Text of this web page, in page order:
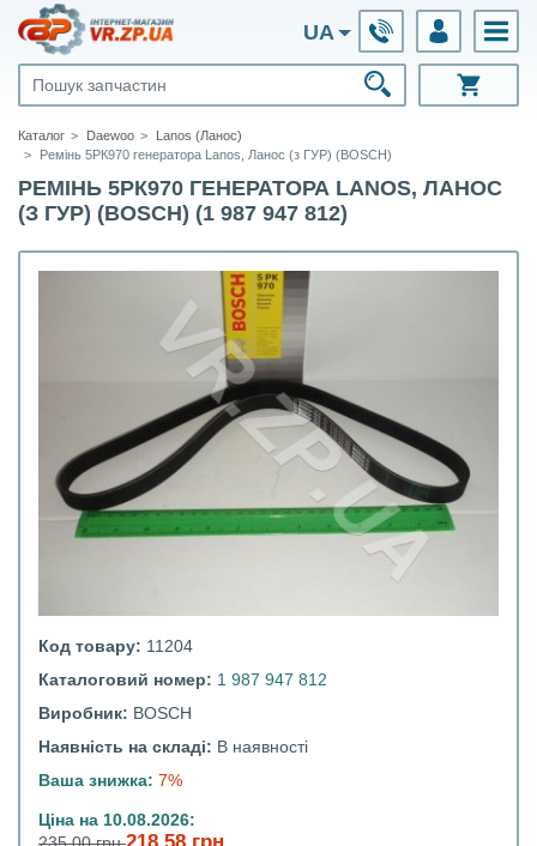
UA
Каталог Daewoo
Lanos (Ланос)
Ремінь 5РК970 генератора Lanos, Ланос (з ГУР) (BOSCH)
РЕМІНЬ 5РК970 ГЕНЕРАТОРА LANOS, ЛАНОС
(З ГУР) (BOSCH) (1 987 947 812)
Код товару: 11204
Каталоговий номер: 1 987 947 812
Виробник: BOSCH
Наявність на складі: В наявності
Ваша знижка: 7%
Ціна на 10.08.2026: